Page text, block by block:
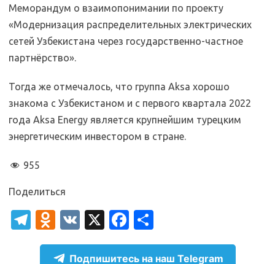
Меморандум о взаимопонимании по проекту
«Модернизация распределительных электрических
сетей Узбекистана через государственно-частное
партнёрство».
Тогда же отмечалось, что группа Aksa хорошо
знакома с Узбекистаном и с первого квартала 2022
года Aksa Energy является крупнейшим турецким
энергетическим инвестором в стране.
955
Поделиться
T
el
O
d
n
V
K
X
Fa
c
e
т
п
Подпишитесь на наш Telegram